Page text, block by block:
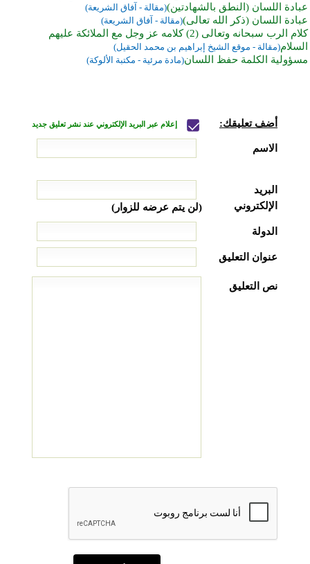
عبادة اللسان (النطق بالشهادتين)(مقالة - آفاق الشريعة)
عبادة اللسان (ذكر الله تعالى)(مقالة - آفاق الشريعة)
كلام الرب سبحانه وتعالى (2) كلامه عز وجل مع الملائكة عليهم
السلام(مقالة - موقع الشيخ إبراهيم بن محمد الحقيل)
مسؤولية الكلمة حفظ اللسان(مادة مرئية - مكتبة الألوكة)
أضف تعليقك: إعلام عبر البريد الإلكتروني عند نشر تعليق جديد
الاسم
البريد
الإلكتروني
(لن يتم عرضه للزوار)
الدولة
عنوان التعليق
نص التعليق